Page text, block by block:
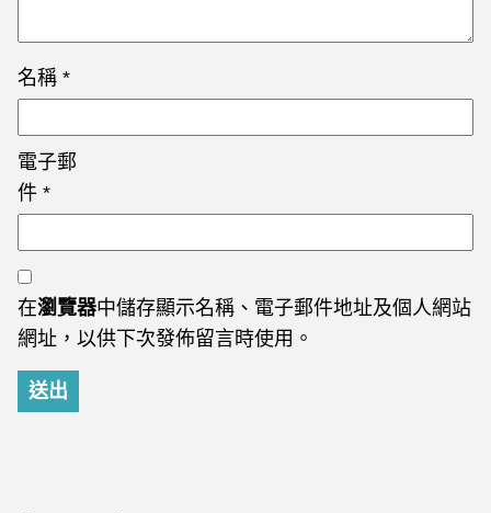
名稱 *
電子郵
件 *
在瀏覽器中儲存顯示名稱、電子郵件地址及個人網站
網址，以供下次發佈留言時使用。